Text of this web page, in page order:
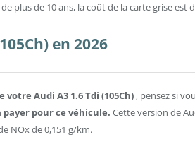
plus de 10 ans, la coût de la carte grise est
en 2026
Audi A3 1.6 Tdi (105Ch) , pensez si
pour ce véhicule. Cette version de
NOx de 0,151 g/km.